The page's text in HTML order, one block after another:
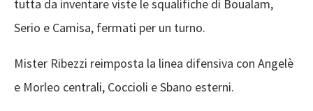
tutta da inventare viste le squalifiche di Boualam,
Serio e Camisa, fermati per un turno.
Mister Ribezzi reimposta la linea difensiva con Angelè
e Morleo centrali, Coccioli e Sbano esterni.